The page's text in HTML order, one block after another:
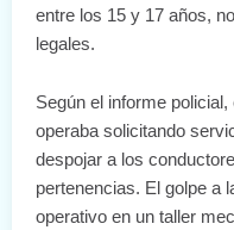
entre los 15 y 17 años,
legales.
Según el informe
operaba solicitando
despojar a los
pertenencias. El golpe a
operativo en un taller